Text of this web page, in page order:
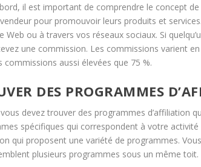
il est important de comprendre le concept
pour promouvoir leurs produits et
Web ou à travers vos réseaux sociaux. Si
une commission. Les commissions varient
commissions aussi élevées que 75 %.
DES PROGRAMMES
vous devez trouver des programmes d’affiliation
spécifiques qui correspondent à votre
qui proposent une variété de programmes.
plusieurs programmes sous un même toit.